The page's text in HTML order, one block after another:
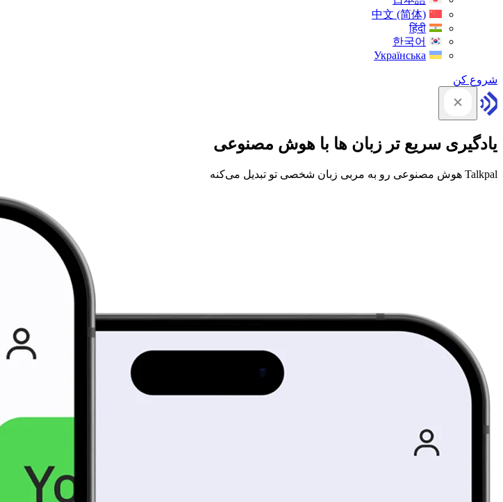
中文 (简体)
हिंदी
한국어
Українська
شروع کن
یادگیری سریع تر زبان ها با هوش مصنوعی
Talkpal هوش مصنوعی رو به مربی زبان شخصی تو تبدیل می‌کنه